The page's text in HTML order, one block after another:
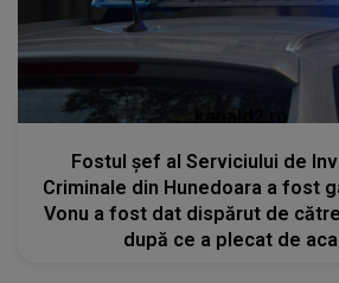
kanald2.ro
Fostul șef al Serviciului de
Criminale din Hunedoara a fost
Vonu a fost dat dispărut de
după ce a plecat de